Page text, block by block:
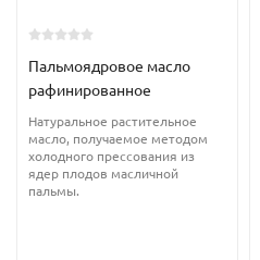
Пальмоядровое масло
рафинированное
Натуральное растительное
масло, получаемое методом
холодного прессования из
ядер плодов масличной
пальмы.